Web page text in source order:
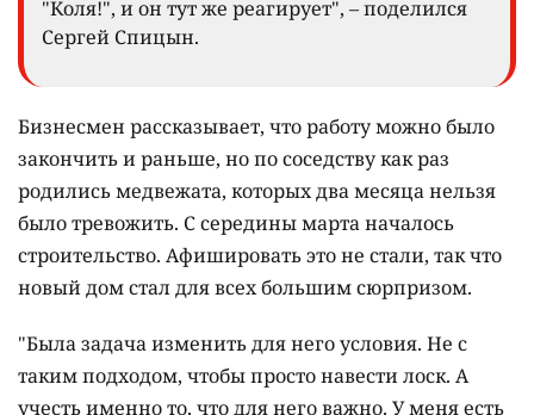
"Коля!", и он тут же реагирует", – поделился
Сергей Спицын.
Бизнесмен рассказывает, что работу можно было
закончить и раньше, но по соседству как раз
родились медвежата, которых два месяца нельзя
было тревожить. С середины марта началось
строительство. Афишировать это не стали, так что
новый дом стал для всех большим сюрпризом.
"Была задача изменить для него условия. Не с
таким подходом, чтобы просто навести лоск. А
учесть именно то, что для него важно. У меня есть